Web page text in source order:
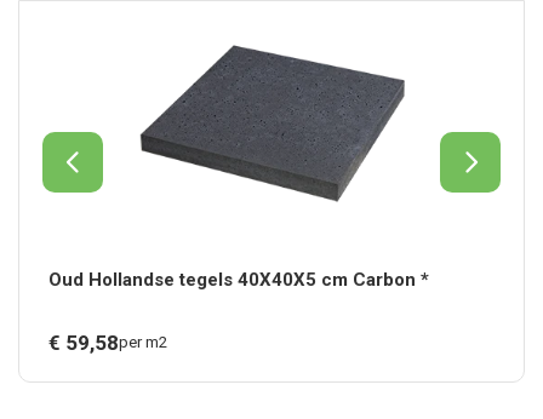
Oud Hollandse tegels 40X40X5 cm Carbon *
€ 59,58per m2